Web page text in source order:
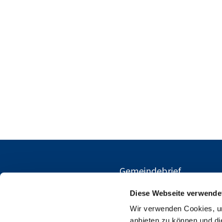
Diese Webseite
Wir verwenden Cookies,
Gemeindebrief